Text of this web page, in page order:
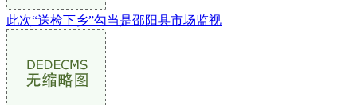
此次“送检下乡”勾当是邵阳县市场监视